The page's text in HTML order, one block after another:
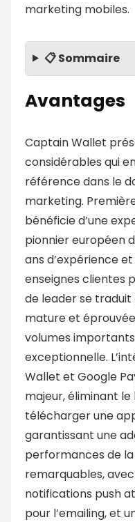
marketing mobiles.
📋 Sommaire
Avantages
Captain Wallet
considérables qui
référence dans le
marketing.
bénéficie d’une
pionnier européen
ans d’expérience
enseignes clientes
de leader se
mature et
volumes
exceptionnelle.
Wallet et Google
majeur, éliminant
télécharger une
garantissant une
performances de
remarquables,
notifications push
pour l’emailing, et